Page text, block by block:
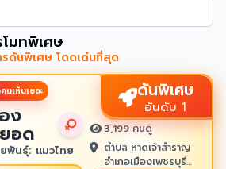
มทพิเศษ
รดันพิเศษ โดดเด่นที่สุด
คนเห็นเยอะ
ง
อด
พันธุ์: แมวไทย
ดันพิเศษ
อันดับ 1
3,199 คนดู
ตำบล หาดเจ้าสำราญ
อำเภอเมืองเพชรบุรี